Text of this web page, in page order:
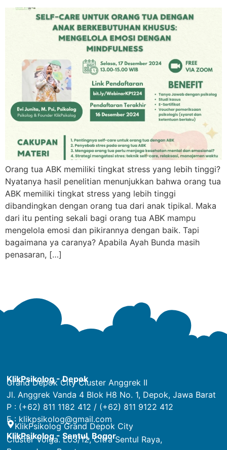
Orang tua ABK memiliki tingkat stress yang lebih tinggi?
Nyatanya hasil penelitian menunjukkan bahwa orang tua
ABK memiliki tingkat stress yang lebih tinggi
dibandingkan dengan orang tua dari anak tipikal. Maka
dari itu penting sekali bagi orang tua ABK mampu
mengelola emosi dan pikirannya dengan baik. Tapi
bagaimana ya caranya? Apabila Ayah Bunda masih
penasaran, […]
KlikPsikolog - Depok
Grand Depok City Cluster Anggrek II
Jl. Anggrek Vanda 4 Blok H8 No. 1, Depok, Jawa Barat
P : (+62) 811 1182 412 / (+62) 811 9122 412
E : klikpsikolog@gmail.com
KlikPsikolog Grand Depok City
KlikPsikolog - Sentul, Bogor
Cluster Volga. L03/12, Citra Sentul Raya,